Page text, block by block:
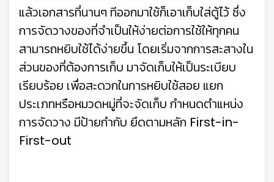
แล้วเอกสารที่นานๆ ทีออกมาใช้ก็เอาเก็บใส่ตู้ไว้ ซึ่ง
การจัดวางของที่จำเป็นให้ง่ายต่อการใช้ให้ทุกคน
สามารถหยิบใช้ได้ง่ายขึ้น โดยเริ่มจากการสะสางใน
ส่วนของที่ต้องการเก็บ มาจัดเก็บให้เป็นระเบียบ
เรียบร้อย เพื่อสะดวกในการหยิบใช้สอย แยก
ประเภทหรือหมวดหมู่ที่จะจัดเก็บ กำหนดตำแหน่ง
การจัดวาง มีป้ายกำกับ ยึดตามหลัก First-in-
First-out